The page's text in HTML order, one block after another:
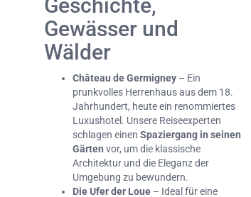
Geschichte,
Gewässer und
Wälder
Château de Germigney – Ein
prunkvolles Herrenhaus aus dem 18.
Jahrhundert, heute ein renommiertes
Luxushotel. Unsere Reiseexperten
schlagen einen Spaziergang in seinen
Gärten vor, um die klassische
Architektur und die Eleganz der
Umgebung zu bewundern.
Die Ufer der Loue – Ideal für eine